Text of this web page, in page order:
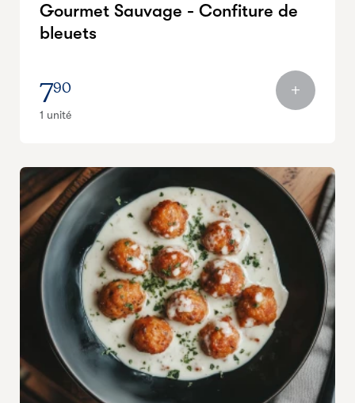
Gourmet Sauvage - Confiture de
bleuets
790
1 unité